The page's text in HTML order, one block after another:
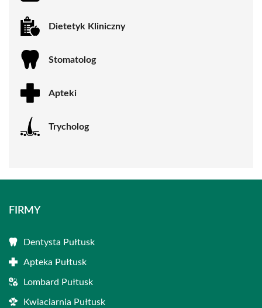
Dietetyk Kliniczny
Stomatolog
Apteki
Trycholog
FIRMY
Dentysta Pułtusk
Apteka Pułtusk
Lombard Pułtusk
Kwiaciarnia Pułtusk